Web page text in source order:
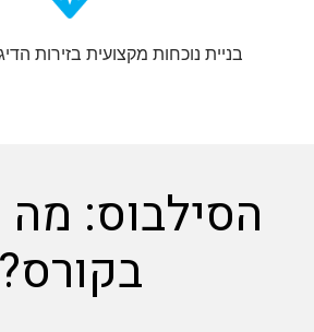
בניית נוכחות מקצועית בזירות הדיגיטליות
מה
בקורס?